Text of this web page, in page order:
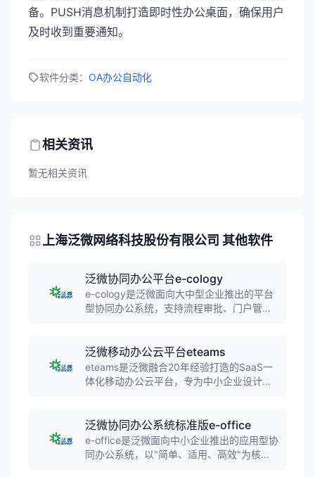
备。PUSH消息机制打造即时性办公桌面，确保用户
及时收到重要通知。
软件分类： OA办公自动化
相关资讯
暂无相关资讯
上海泛微网络科技股份有限公司 其他软件
泛微协同办公平台e-cology
e-cology是泛微面向大中型企业推出的平台
型协同办公系统，支持流程审批、门户管
cology10.0集成AI助手小e，提供智能审
批、语音操作等能力。
泛微移动办公云平台eteams
eteams是泛微融合20年经验打造的SaaS一
体化移动办公云平台，专为中小企业设计。
箱即用，支持低代码定制，按年订阅付费。
泛微协同办公系统标准版e-office
e-office是泛微面向中小企业推出的应用型协
同办公系统，以"简单、适用、高效"为核心